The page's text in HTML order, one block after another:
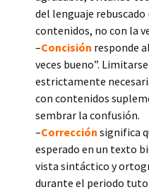
del lenguaje
contenidos, no con la
–Concisión responde
veces bueno”.
estrictamente
con contenidos
sembrar la confusión.
–Corrección significa
esperado en un texto
vista sintáctico y
durante el periodo